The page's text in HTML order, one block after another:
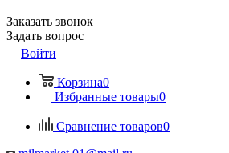
Заказать звонок
Задать вопрос
Войти
Корзина0
Избранные товары0
Сравнение товаров0